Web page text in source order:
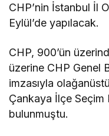
CHP’nin İstanbul İl
Eylül’de yapılacak.
CHP, 900’ün
üzerine CHP Genel
imzasıyla
Çankaya İlçe Seçim
bulunmuştu.